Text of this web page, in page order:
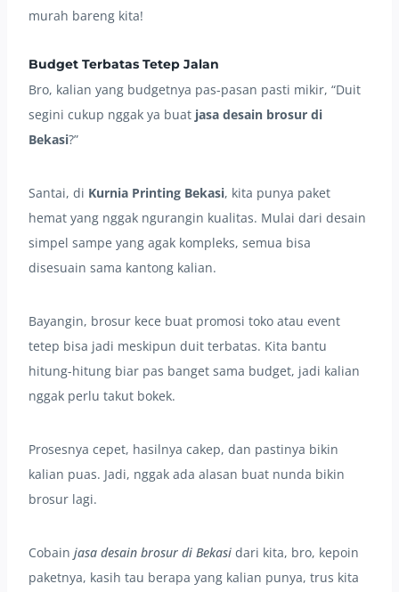
murah bareng kita!
Budget Terbatas Tetep Jalan
Bro, kalian yang budgetnya pas-pasan pasti mikir, “Duit
segini cukup nggak ya buat jasa desain brosur di
Bekasi?”
Santai, di Kurnia Printing Bekasi, kita punya paket
hemat yang nggak ngurangin kualitas. Mulai dari desain
simpel sampe yang agak kompleks, semua bisa
disesuain sama kantong kalian.
Bayangin, brosur kece buat promosi toko atau event
tetep bisa jadi meskipun duit terbatas. Kita bantu
hitung-hitung biar pas banget sama budget, jadi kalian
nggak perlu takut bokek.
Prosesnya cepet, hasilnya cakep, dan pastinya bikin
kalian puas. Jadi, nggak ada alasan buat nunda bikin
brosur lagi.
Cobain jasa desain brosur di Bekasi dari kita, bro, kepoin
paketnya, kasih tau berapa yang kalian punya, trus kita